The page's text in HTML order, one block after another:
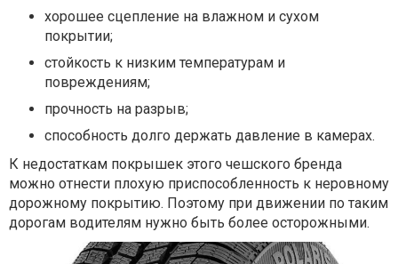
хорошее сцепление на влажном и сухом
покрытии;
стойкость к низким температурам и
повреждениям;
прочность на разрыв;
способность долго держать давление в камерах.
К недостаткам покрышек этого чешского бренда
можно отнести плохую приспособленность к неровному
дорожному покрытию. Поэтому при движении по таким
дорогам водителям нужно быть более осторожными.